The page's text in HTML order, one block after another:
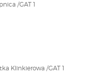
/GAT 1
Klinkierowa /GAT 1